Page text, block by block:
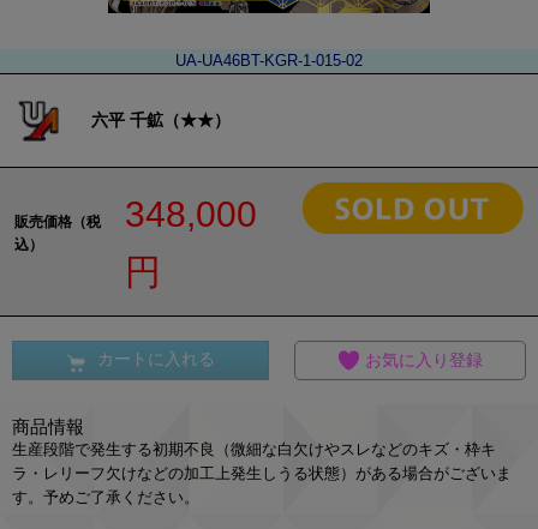
UA-UA46BT-KGR-1-015-02
六平 千鉱（★★）
販売価格（税
込）
348,000
円
カートに入れる お気に入り登録
商品情報
生産段階で発生する初期不良（微細な白欠けやスレなどのキズ・枠キ
ラ・レリーフ欠けなどの加工上発生しうる状態）がある場合がございま
す。予めご了承ください。